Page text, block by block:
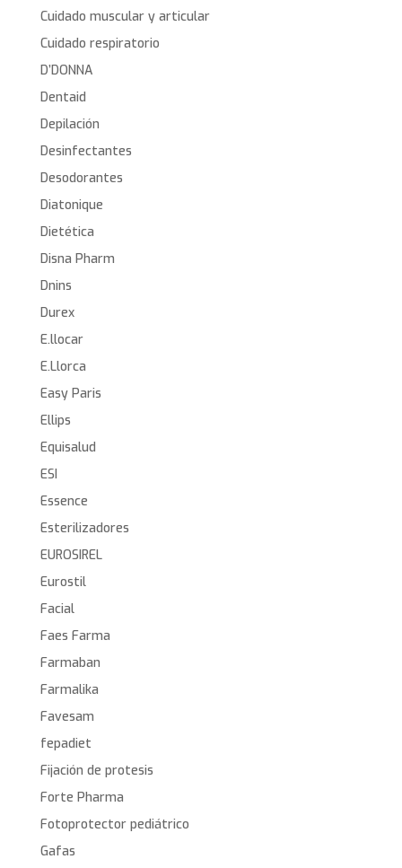
Cuidado muscular y articular
Cuidado respiratorio
D’DONNA
Dentaid
Depilación
Desinfectantes
Desodorantes
Diatonique
Dietética
Disna Pharm
Dnins
Durex
E.llocar
E.Llorca
Easy Paris
Ellips
Equisalud
ESI
Essence
Esterilizadores
EUROSIREL
Eurostil
Facial
Faes Farma
Farmaban
Farmalika
Favesam
fepadiet
Fijación de protesis
Forte Pharma
Fotoprotector pediátrico
Gafas